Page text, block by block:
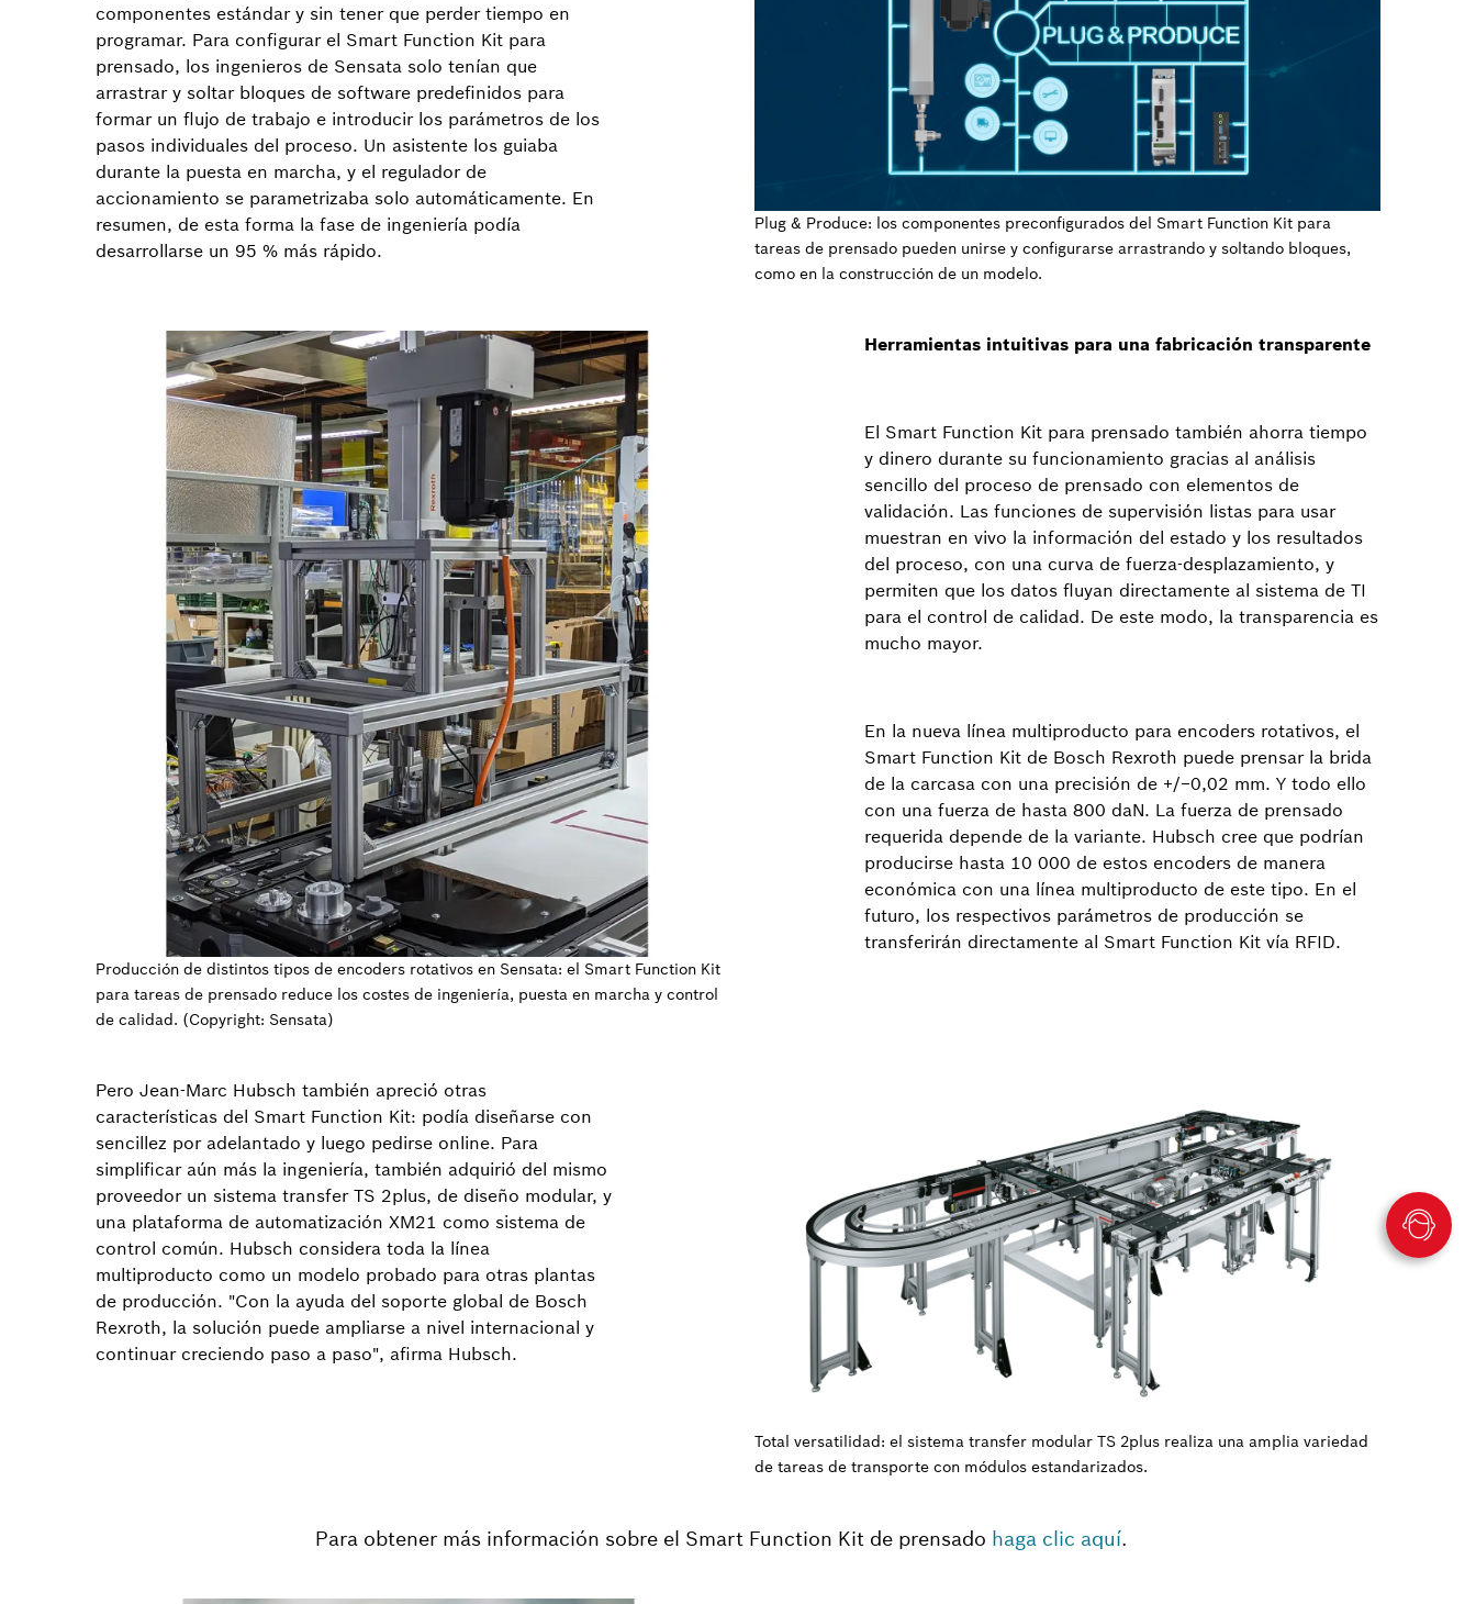
componentes estándar y sin tener que perder tiempo en
programar. Para configurar el Smart Function Kit para
prensado, los ingenieros de Sensata solo tenían que
arrastrar y soltar bloques de software predefinidos para
formar un flujo de trabajo e introducir los parámetros de los
pasos individuales del proceso. Un asistente los guiaba
durante la puesta en marcha, y el regulador de
accionamiento se parametrizaba solo automáticamente. En
resumen, de esta forma la fase de ingeniería podía
desarrollarse un 95 % más rápido.
Plug & Produce: los componentes preconfigurados del Smart Function Kit para
tareas de prensado pueden unirse y configurarse arrastrando y soltando bloques,
como en la construcción de un modelo.
Producción de distintos tipos de encoders rotativos en Sensata: el Smart Function Kit
para tareas de prensado reduce los costes de ingeniería, puesta en marcha y control
de calidad. (Copyright: Sensata)
Herramientas intuitivas para una fabricación transparente
El Smart Function Kit para prensado también ahorra tiempo
y dinero durante su funcionamiento gracias al análisis
sencillo del proceso de prensado con elementos de
validación. Las funciones de supervisión listas para usar
muestran en vivo la información del estado y los resultados
del proceso, con una curva de fuerza-desplazamiento, y
permiten que los datos fluyan directamente al sistema de TI
para el control de calidad. De este modo, la transparencia es
mucho mayor.
En la nueva línea multiproducto para encoders rotativos, el
Smart Function Kit de Bosch Rexroth puede prensar la brida
de la carcasa con una precisión de +/−0,02 mm. Y todo ello
con una fuerza de hasta 800 daN. La fuerza de prensado
requerida depende de la variante. Hubsch cree que podrían
producirse hasta 10 000 de estos encoders de manera
económica con una línea multiproducto de este tipo. En el
futuro, los respectivos parámetros de producción se
transferirán directamente al Smart Function Kit vía RFID.
Pero Jean-Marc Hubsch también apreció otras
características del Smart Function Kit: podía diseñarse con
sencillez por adelantado y luego pedirse online. Para
simplificar aún más la ingeniería, también adquirió del mismo
proveedor un sistema transfer TS 2plus, de diseño modular, y
una plataforma de automatización XM21 como sistema de
control común. Hubsch considera toda la línea
multiproducto como un modelo probado para otras plantas
de producción. "Con la ayuda del soporte global de Bosch
Rexroth, la solución puede ampliarse a nivel internacional y
continuar creciendo paso a paso", afirma Hubsch.
Total versatilidad: el sistema transfer modular TS 2plus realiza una amplia variedad
de tareas de transporte con módulos estandarizados.
Para obtener más información sobre el Smart Function Kit de prensado haga clic aquí.